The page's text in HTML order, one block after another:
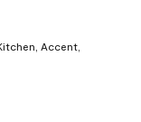
Accent,